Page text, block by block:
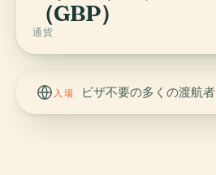
（GBP）
通貨
入場 ビザ不要の多くの渡航